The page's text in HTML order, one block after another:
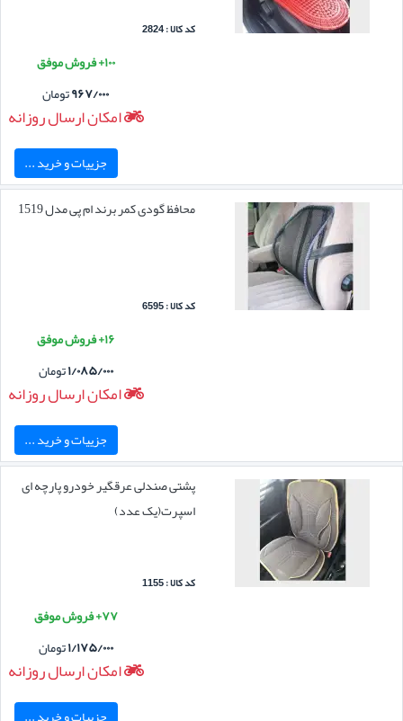
کد کالا : 2824
۱۰۰+ فروش موفق
۹۶۷/۰۰۰تومان
امکان ارسال روزانه
جزییات و خرید ...
محافظ گودی کمر برند ام پی مدل 1519
کد کالا : 6595
۱۶+ فروش موفق
۱/۰۸۵/۰۰۰تومان
امکان ارسال روزانه
جزییات و خرید ...
پشتی صندلی عرقگیر خودرو پارچه ای
اسپرت(یک عدد)
کد کالا : 1155
۷۷+ فروش موفق
۱/۱۷۵/۰۰۰تومان
امکان ارسال روزانه